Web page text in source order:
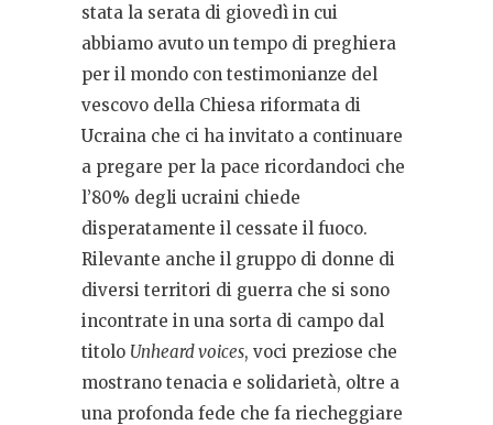
stata la serata di giovedì in cui
abbiamo avuto un tempo di preghiera
per il mondo con testimonianze del
vescovo della Chiesa riformata di
Ucraina che ci ha invitato a continuare
a pregare per la pace ricordandoci che
l’80% degli ucraini chiede
disperatamente il cessate il fuoco.
Rilevante anche il gruppo di donne di
diversi territori di guerra che si sono
incontrate in una sorta di campo dal
titolo Unheard voices, voci preziose che
mostrano tenacia e solidarietà, oltre a
una profonda fede che fa riecheggiare